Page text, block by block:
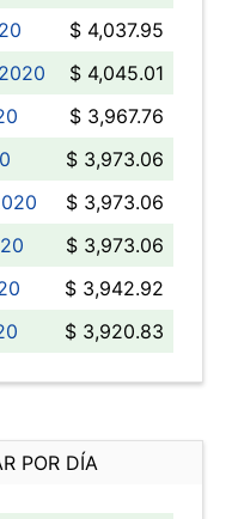
$ 4,037.95
$ 4,045.01
$ 3,967.76
$ 3,973.06
$ 3,973.06
$ 3,973.06
$ 3,942.92
$ 3,920.83
POR DÍA